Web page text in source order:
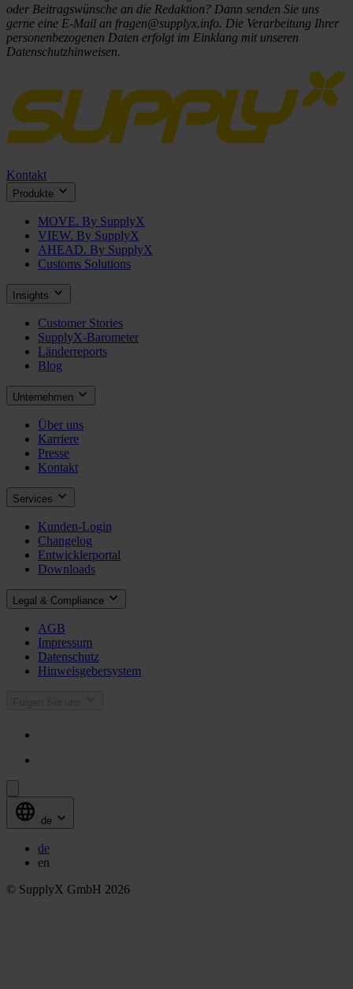
oder Beitragswünsche an die Redaktion? Dann senden Sie uns
gerne eine E-Mail an fragen@supplyx.info. Die Verarbeitung Ihrer
personenbezogenen Daten erfolgt im Einklang mit unseren
Datenschutzhinweisen.
Kontakt
Produkte
MOVE. By SupplyX
VIEW. By SupplyX
AHEAD. By SupplyX
Customs Solutions
Insights
Customer Stories
SupplyX-Barometer
Länderreports
Blog
Unternehmen
Über uns
Karriere
Presse
Kontakt
Services
Kunden-Login
Changelog
Entwicklerportal
Downloads
Legal & Compliance
AGB
Impressum
Datenschutz
Hinweisgebersystem
de
de
en
© SupplyX GmbH 2026